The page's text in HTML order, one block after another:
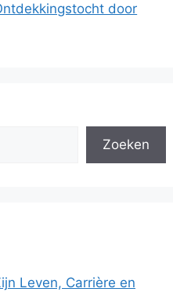
door
Zoeken
Leven, Carrière en